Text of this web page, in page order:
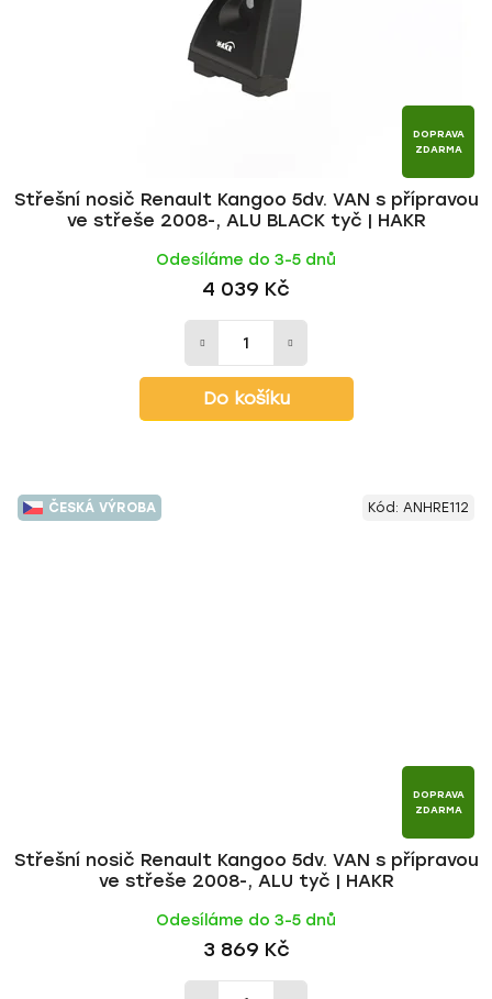
DOPRAVA
ZDARMA
Střešní nosič Renault Kangoo 5dv. VAN s přípravou
ve střeše 2008-, ALU BLACK tyč | HAKR
Odesíláme do 3-5 dnů
4 039 Kč
Do košíku
ČESKÁ VÝROBA
DOPRAVA
ZDARMA
Střešní nosič Renault Kangoo 5dv. VAN s přípravou
ve střeše 2008-, ALU tyč | HAKR
Odesíláme do 3-5 dnů
3 869 Kč
Kód: ANHRE112